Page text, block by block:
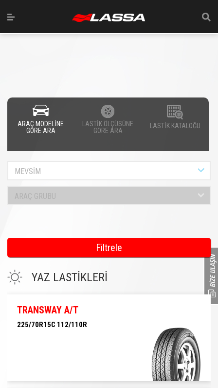
ARAÇ MODELİNE
GÖRE ARA
LASTİK ÖLÇÜSÜNE
GÖRE ARA
LASTİK KATALOĞU
MEVSİM
ARAÇ GRUBU
Filtrele
YAZ LASTİKLERİ
TRANSWAY A/T
225/70R15C 112/110R